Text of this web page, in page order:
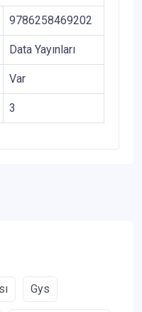
9786258469202
Data Yayınları
Var
3
Gys